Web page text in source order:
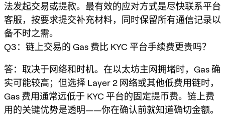
法发起交易或提款。最有效的应对方式是尽快联系平台
客服，按要求提交补充材料，同时保留所有通信记录以
备不时之需。
Q3：链上交易的 Gas 费比 KYC 平台手续费更贵吗？
答：取决于网络和时机。在以太坊主网拥堵时，Gas 确
实可能较高；但选择 Layer 2 网络或其他低费用链时，
Gas 费用通常远低于 KYC 平台的固定提币费。链上费
用的关键优势是透明——你在确认前就知道确切金额。